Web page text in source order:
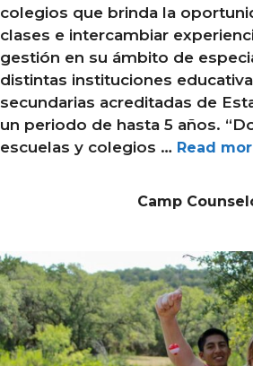
colegios que brinda la
clases e intercambiar
gestión en su ámbito de
distintas instituciones
secundarias acreditadas de
un periodo de hasta 5 años.
escuelas y colegios … Read
Camp